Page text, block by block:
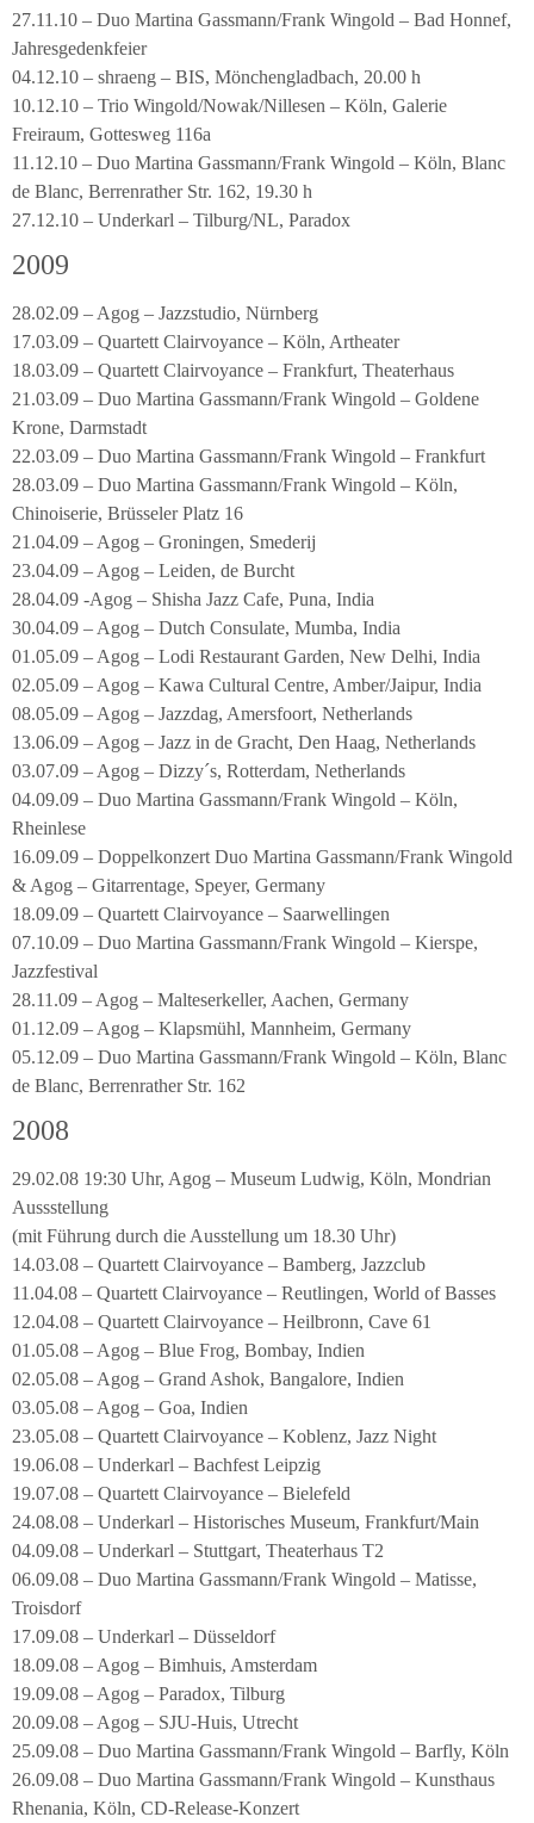
27.11.10 – Duo Martina Gassmann/Frank Wingold – Bad Honnef,
Jahresgedenkfeier
04.12.10 – shraeng – BIS, Mönchengladbach, 20.00 h
10.12.10 – Trio Wingold/Nowak/Nillesen – Köln, Galerie
Freiraum, Gottesweg 116a
11.12.10 – Duo Martina Gassmann/Frank Wingold – Köln, Blanc
de Blanc, Berrenrather Str. 162, 19.30 h
27.12.10 – Underkarl – Tilburg/NL, Paradox
2009
28.02.09 – Agog – Jazzstudio, Nürnberg
17.03.09 – Quartett Clairvoyance – Köln, Artheater
18.03.09 – Quartett Clairvoyance – Frankfurt, Theaterhaus
21.03.09 – Duo Martina Gassmann/Frank Wingold – Goldene
Krone, Darmstadt
22.03.09 – Duo Martina Gassmann/Frank Wingold – Frankfurt
28.03.09 – Duo Martina Gassmann/Frank Wingold – Köln,
Chinoiserie, Brüsseler Platz 16
21.04.09 – Agog – Groningen, Smederij
23.04.09 – Agog – Leiden, de Burcht
28.04.09 -Agog – Shisha Jazz Cafe, Puna, India
30.04.09 – Agog – Dutch Consulate, Mumba, India
01.05.09 – Agog – Lodi Restaurant Garden, New Delhi, India
02.05.09 – Agog – Kawa Cultural Centre, Amber/Jaipur, India
08.05.09 – Agog – Jazzdag, Amersfoort, Netherlands
13.06.09 – Agog – Jazz in de Gracht, Den Haag, Netherlands
03.07.09 – Agog – Dizzy´s, Rotterdam, Netherlands
04.09.09 – Duo Martina Gassmann/Frank Wingold – Köln,
Rheinlese
16.09.09 – Doppelkonzert Duo Martina Gassmann/Frank Wingold
& Agog – Gitarrentage, Speyer, Germany
18.09.09 – Quartett Clairvoyance – Saarwellingen
07.10.09 – Duo Martina Gassmann/Frank Wingold – Kierspe,
Jazzfestival
28.11.09 – Agog – Malteserkeller, Aachen, Germany
01.12.09 – Agog – Klapsmühl, Mannheim, Germany
05.12.09 – Duo Martina Gassmann/Frank Wingold – Köln, Blanc
de Blanc, Berrenrather Str. 162
2008
29.02.08 19:30 Uhr, Agog – Museum Ludwig, Köln, Mondrian
Aussstellung
(mit Führung durch die Ausstellung um 18.30 Uhr)
14.03.08 – Quartett Clairvoyance – Bamberg, Jazzclub
11.04.08 – Quartett Clairvoyance – Reutlingen, World of Basses
12.04.08 – Quartett Clairvoyance – Heilbronn, Cave 61
01.05.08 – Agog – Blue Frog, Bombay, Indien
02.05.08 – Agog – Grand Ashok, Bangalore, Indien
03.05.08 – Agog – Goa, Indien
23.05.08 – Quartett Clairvoyance – Koblenz, Jazz Night
19.06.08 – Underkarl – Bachfest Leipzig
19.07.08 – Quartett Clairvoyance – Bielefeld
24.08.08 – Underkarl – Historisches Museum, Frankfurt/Main
04.09.08 – Underkarl – Stuttgart, Theaterhaus T2
06.09.08 – Duo Martina Gassmann/Frank Wingold – Matisse,
Troisdorf
17.09.08 – Underkarl – Düsseldorf
18.09.08 – Agog – Bimhuis, Amsterdam
19.09.08 – Agog – Paradox, Tilburg
20.09.08 – Agog – SJU-Huis, Utrecht
25.09.08 – Duo Martina Gassmann/Frank Wingold – Barfly, Köln
26.09.08 – Duo Martina Gassmann/Frank Wingold – Kunsthaus
Rhenania, Köln, CD-Release-Konzert